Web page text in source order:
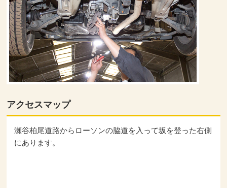
アクセスマップ
瀬谷柏尾道路からローソンの脇道を入って坂を登った右側
にあります。